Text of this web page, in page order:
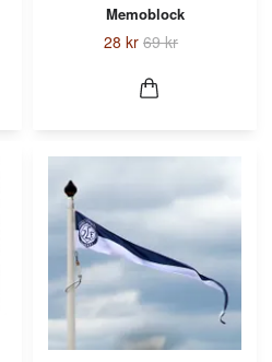
Memoblock
28 kr 69 kr